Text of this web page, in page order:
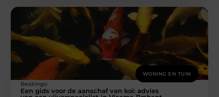
WONING EN TUIN
Beabingo
Een gids voor de aanschaf van koi: advies